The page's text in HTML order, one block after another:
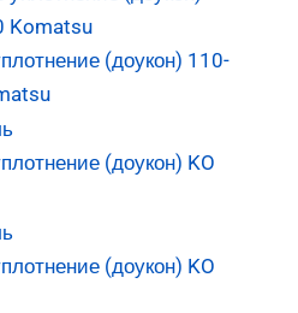
(доукон) 110-
(доукон) KO
(доукон) KO